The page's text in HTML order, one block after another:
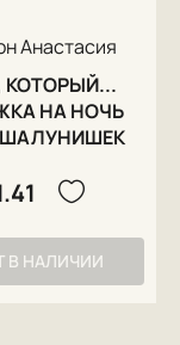
Анастасия
КОТОРЫЙ...
НА НОЧЬ
В НАЛИЧИИ